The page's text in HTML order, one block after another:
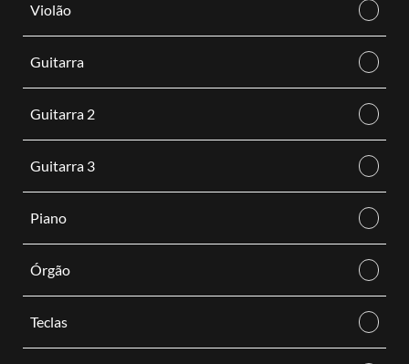
Violão
Guitarra
Guitarra 2
Guitarra 3
Piano
Órgão
Teclas